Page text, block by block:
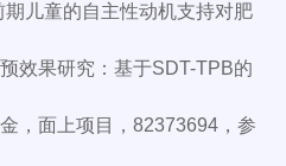
儿童的自主性动机支持对肥
效果研究：基于SDT-TPB的
，面上项目，82373694，参